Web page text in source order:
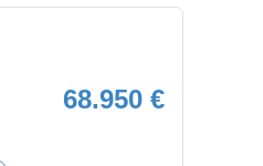
68.950 €